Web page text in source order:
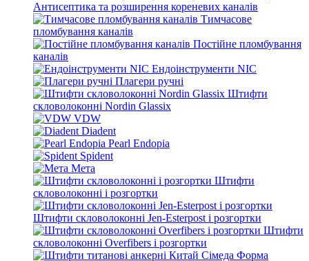
Антисептика та розширення кореневих каналів
Тимчасове
пломбування каналів
Постійне пломбування
каналів
Ендоінструменти NIC
Плагери ручні
Штифти
скловолоконні Nordin Glassix
VDW
Diadent
Pearl Endopia
Spident
Мета
Штифти
скловолоконні і розгортки
Штифти скловолоконні Jen-Esterpost і розгортки
Штифти
скловолоконні Overfibers і розгортки